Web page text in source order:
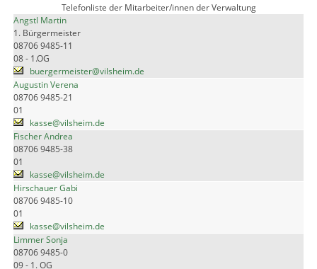
Telefonliste der Mitarbeiter/innen der Verwaltung
Angstl Martin
1. Bürgermeister
08706 9485-11
08 - 1.OG
buergermeister@vilsheim.de
Augustin Verena
08706 9485-21
01
kasse@vilsheim.de
Fischer Andrea
08706 9485-38
01
kasse@vilsheim.de
Hirschauer Gabi
08706 9485-10
01
kasse@vilsheim.de
Limmer Sonja
08706 9485-0
09 - 1. OG